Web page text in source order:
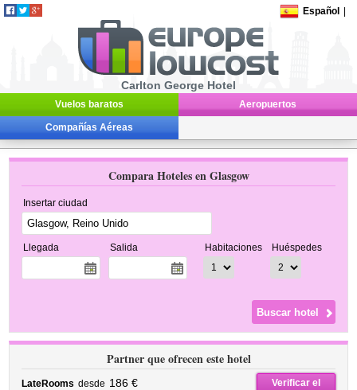
Español
Carlton George Hotel
Vuelos baratos Aeropuertos
Compañías Aéreas
Compara Hoteles en Glasgow
Insertar ciudad
Llegada Salida Habitaciones Huéspedes
Partner que ofrecen este hotel
LateRooms desde 186 €
Verificar el